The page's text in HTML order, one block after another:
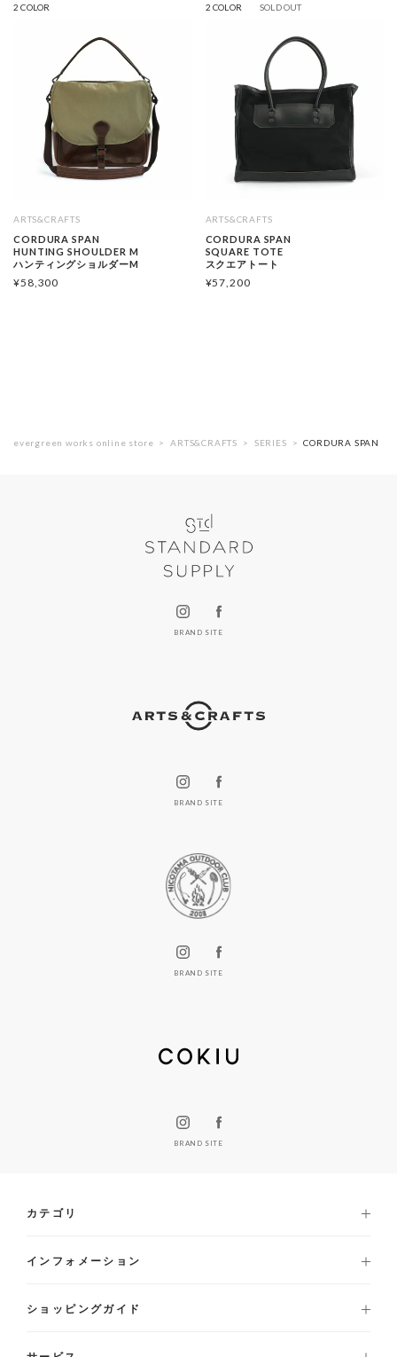
2 COLOR
ARTS&CRAFTS
CORDURA SPAN
HUNTING SHOULDER M
ハンティングショルダーM
¥58,300
2 COLOR SOLD OUT
ARTS&CRAFTS
CORDURA SPAN
SQUARE TOTE
スクエアトート
¥57,200
evergreen works online store ARTS&CRAFTS SERIES CORDURA SPAN
BRAND SITE
BRAND SITE
BRAND SITE
BRAND SITE
カテゴリ
インフォメーション
ショッピングガイド